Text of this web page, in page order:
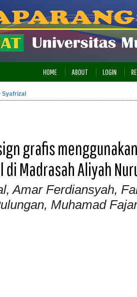
HOME ABOUT LOGIN
Syafrizal
grafis
Madrasah Aliyah
Amar Ferdiansyah,
Muhamad